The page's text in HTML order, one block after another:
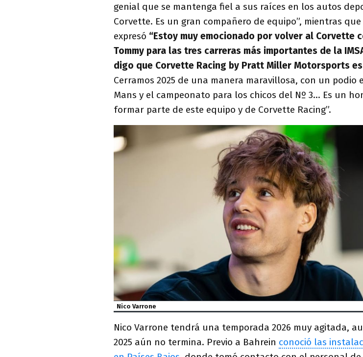
genial que se mantenga fiel a sus raíces en los autos
Corvette. Es un gran compañero de equipo”, mientras
expresó “Estoy muy emocionado por volver al Corvette
Tommy para las tres carreras más importantes de la
digo que Corvette Racing by Pratt Miller Motorsports
Cerramos 2025 de una manera maravillosa, con un podio
Mans y el campeonato para los chicos del Nº 3… Es un
formar parte de este equipo y de Corvette Racing”.
Nico Varrone
Nico Varrone tendrá una temporada 2026 muy agitada,
2025 aún no termina. Previo a Bahrein conoció las